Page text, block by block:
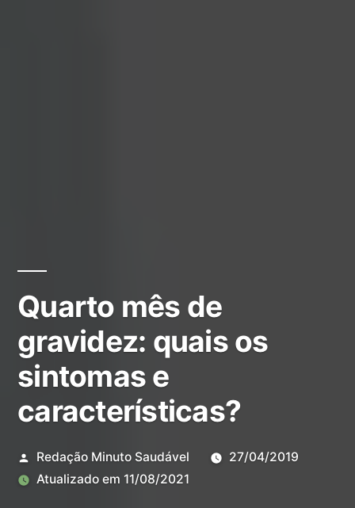
Quarto mês de
gravidez: quais os
sintomas e
características?
Redação Minuto Saudável
27/04/2019
Atualizado em 11/08/2021